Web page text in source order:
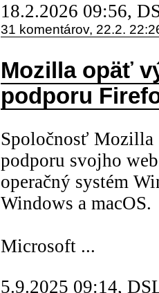
18.2.2026 09:56,
31 komentárov, 22.2.
Mozilla opäť
podporu
Spoločnosť Mozilla
podporu svojho
operačný systém
Windows a macOS.
Microsoft ...
5.9.2025 09:14,